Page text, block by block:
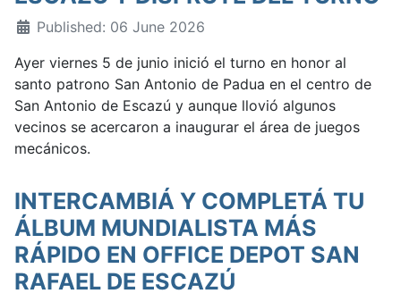
Published: 06 June 2026
Ayer viernes 5 de junio inició el turno en honor al
santo patrono San Antonio de Padua en el centro de
San Antonio de Escazú y aunque llovió algunos
vecinos se acercaron a inaugurar el área de juegos
mecánicos.
INTERCAMBIÁ Y COMPLETÁ TU
ÁLBUM MUNDIALISTA MÁS
RÁPIDO EN OFFICE DEPOT SAN
RAFAEL DE ESCAZÚ